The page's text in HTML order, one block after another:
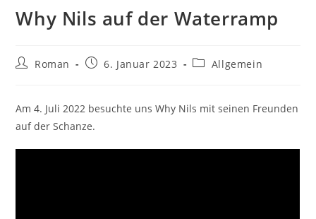
Why Nils auf der Waterramp
Beitrags-
Roman
Beitrag6. Januar 2023
Beitrags-
Allgemein
Am 4. Juli 2022 besuchte uns Why Nils mit seinen Freunden
auf der Schanze.